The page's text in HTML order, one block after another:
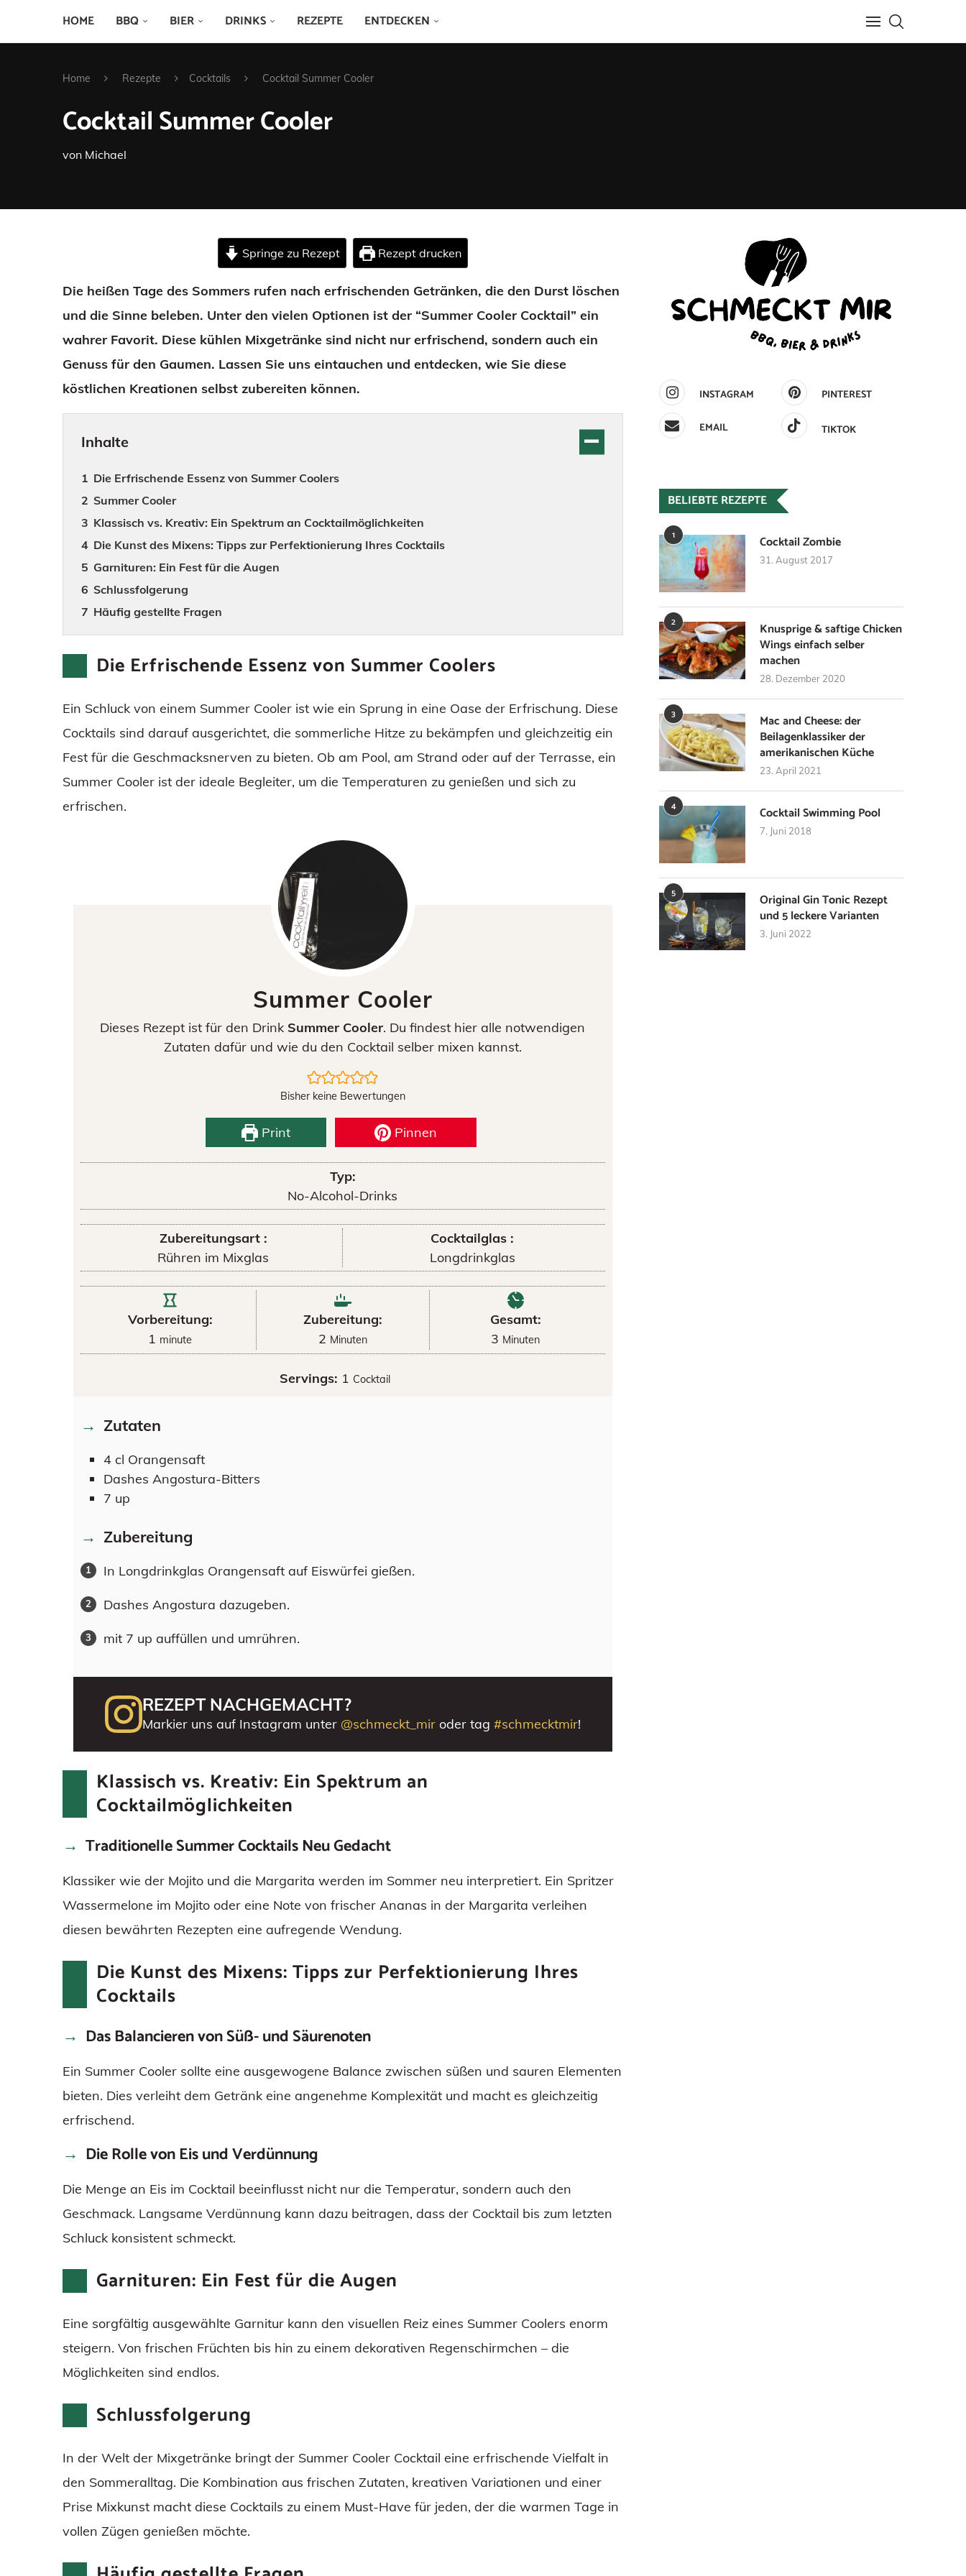
HOME BBQ BIER DRINKS REZEPTE ENTDECKEN
Home Rezepte Cocktails Cocktail Summer Cooler
Cocktail Summer Cooler
von Michael
Springe zu Rezept Rezept drucken
Die heißen Tage des Sommers rufen nach erfrischenden Getränken, die den Durst löschen
und die Sinne beleben. Unter den vielen Optionen ist der “Summer Cooler Cocktail” ein
wahrer Favorit. Diese kühlen Mixgetränke sind nicht nur erfrischend, sondern auch ein
Genuss für den Gaumen. Lassen Sie uns eintauchen und entdecken, wie Sie diese
köstlichen Kreationen selbst zubereiten können.
Inhalte
Die Erfrischende Essenz von Summer Coolers
Summer Cooler
Klassisch vs. Kreativ: Ein Spektrum an Cocktailmöglichkeiten
Die Kunst des Mixens: Tipps zur Perfektionierung Ihres Cocktails
Garnituren: Ein Fest für die Augen
Schlussfolgerung
Häufig gestellte Fragen
Die Erfrischende Essenz von Summer Coolers
Ein Schluck von einem Summer Cooler ist wie ein Sprung in eine Oase der Erfrischung. Diese
Cocktails sind darauf ausgerichtet, die sommerliche Hitze zu bekämpfen und gleichzeitig ein
Fest für die Geschmacksnerven zu bieten. Ob am Pool, am Strand oder auf der Terrasse, ein
Summer Cooler ist der ideale Begleiter, um die Temperaturen zu genießen und sich zu
erfrischen.
Summer Cooler
Dieses Rezept ist für den Drink Summer Cooler. Du findest hier alle notwendigen
Zutaten dafür und wie du den Cocktail selber mixen kannst.
Bisher keine Bewertungen
Print Pinnen
Typ:
No-Alcohol-Drinks
Zubereitungsart :
Rühren im Mixglas
Cocktailglas :
Longdrinkglas
Vorbereitung:
1 minute
Zubereitung:
2 Minuten
Gesamt:
3 Minuten
Servings: 1 Cocktail
Zutaten
4 cl Orangensaft
Dashes Angostura-Bitters
7 up
Zubereitung
In Longdrinkglas Orangensaft auf Eiswürfei gießen.
Dashes Angostura dazugeben.
mit 7 up auffüllen und umrühren.
REZEPT NACHGEMACHT?
Markier uns auf Instagram unter @schmeckt_miroder tag #schmecktmir!
Klassisch vs. Kreativ: Ein Spektrum an
Cocktailmöglichkeiten
Traditionelle Summer Cocktails Neu Gedacht
Klassiker wie der Mojito und die Margarita werden im Sommer neu interpretiert. Ein Spritzer
Wassermelone im Mojito oder eine Note von frischer Ananas in der Margarita verleihen
diesen bewährten Rezepten eine aufregende Wendung.
Die Kunst des Mixens: Tipps zur Perfektionierung Ihres
Cocktails
Das Balancieren von Süß- und Säurenoten
Ein Summer Cooler sollte eine ausgewogene Balance zwischen süßen und sauren Elementen
bieten. Dies verleiht dem Getränk eine angenehme Komplexität und macht es gleichzeitig
erfrischend.
Die Rolle von Eis und Verdünnung
Die Menge an Eis im Cocktail beeinflusst nicht nur die Temperatur, sondern auch den
Geschmack. Langsame Verdünnung kann dazu beitragen, dass der Cocktail bis zum letzten
Schluck konsistent schmeckt.
Garnituren: Ein Fest für die Augen
Eine sorgfältig ausgewählte Garnitur kann den visuellen Reiz eines Summer Coolers enorm
steigern. Von frischen Früchten bis hin zu einem dekorativen Regenschirmchen – die
Möglichkeiten sind endlos.
Schlussfolgerung
In der Welt der Mixgetränke bringt der Summer Cooler Cocktail eine erfrischende Vielfalt in
den Sommeralltag. Die Kombination aus frischen Zutaten, kreativen Variationen und einer
Prise Mixkunst macht diese Cocktails zu einem Must-Have für jeden, der die warmen Tage in
vollen Zügen genießen möchte.
INSTAGRAM
PINTEREST
EMAIL
TIKTOK
BELIEBTE REZEPTE
1 Cocktail Zombie
31. August 2017
2
Knusprige & saftige Chicken
Wings einfach selber
machen
28. Dezember 2020
3
Mac and Cheese: der
Beilagenklassiker der
amerikanischen Küche
23. April 2021
4 Cocktail Swimming Pool
7. Juni 2018
5
Original Gin Tonic Rezept
und 5 leckere Varianten
3. Juni 2022